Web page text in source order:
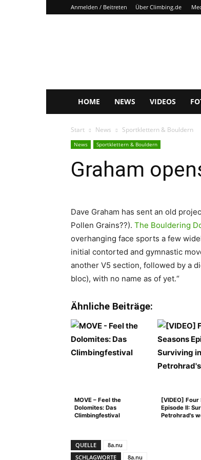
Anmelden / Beitreten Über Climbing.de
HOME NEWS VIDEOS
Start News Sportklettern & Bouldern
News Sportklettern & Bouldern
Graham
Dave Graham has sent an old
Pollen Grains??). The Bouldering
overhanging face sports a few
initial contorted and gymnastic
another V5 section, followed by a
bloc), with no name as of yet.“
Ähnliche Beiträge:
MOVE – Feel the
Dolomites: Das
Climbingfestival
[VIDEO] Four
Episode II:
Petrohrad's
QUELLE
8a.nu
SCHLAGWORTE
8a.nu